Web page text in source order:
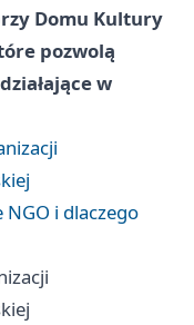
Domu Kultury
pozwolą
w
i dlaczego